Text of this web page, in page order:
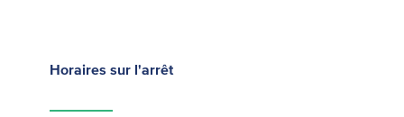
Horaires sur l'arrêt